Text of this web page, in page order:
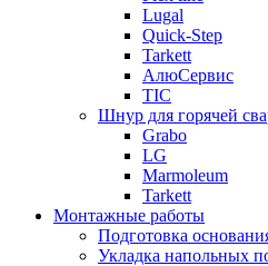
Lugal
Quick-Step
Tarkett
АлюСервис
ТІС
Шнур для горячей
Grabo
LG
Marmoleum
Tarkett
Монтажные работы
Подготовка
Укладка напольных